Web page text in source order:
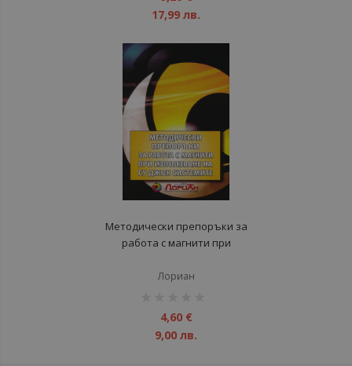
17,99 лв.
Методически препоръки за
работа с магнити при
системите
Лориан
4,60 €
9,00 лв.